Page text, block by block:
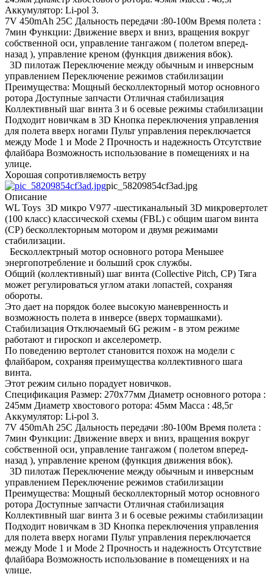
Аккумулятор: Li-pol 3.
7V 450mAh 25С Дальность передачи :80-100м Время полета :
7мин Функции: Движение вверх и вниз, вращения вокруг
собственной оси, управление тангажом ( полетом вперед-
назад ), управление креном (функция движения вбок).
3D пилотаж Переключение между обычным и инверсным
управлением Переключение режимов стабилизации
Преимущества: Мощный бесколлекторный мотор основного
ротора Доступные запчасти Отличная стабилизация
Коллективный шаг винта 3 и 6 осевые режимы стабилизации
Подходит новичкам в 3D Кнопка переключения управления
для полета вверх ногами Пульт управления переключается
между Mode 1 и Mode 2 Прочность и надежность Отсутствие
флайбара Возможность использование в помещениях и на
улице.
Хорошая сопротивляемость ветру
pic_58209854cf3ad.jpg
Описание
WL Toys 3D микро V977 -шестиканальный 3D микровертолет
(100 класс) классической схемы (FBL) с общим шагом винта
(CP) бесколлекторным мотором и двумя режимами
стабилизации.
Бесколлектрный мотор основного ротора Меньшее
энергопотребление и больший срок службы.
Общий (коллективный) шаг винта (Collective Pitch, CP) Тяга
может регулироваться углом атаки лопастей, сохраняя
обороты.
Это дает на порядок более высокую маневренность и
возможность полета в инверсе (вверх тормашками).
Стабилизация Отключаемый 6G режим - в этом режиме
работают и гироскоп и акселерометр.
По поведению вертолет становится похож на модели с
флайбаром, сохраняя преимущества коллективного шага
винта.
Этот режим сильно порадует новичков.
Спецификация Размер: 270х77мм Диаметр основного ротора :
245мм Диаметр хвостового ротора: 45мм Масса : 48,5г
Аккумулятор: Li-pol 3.
7V 450mAh 25С Дальность передачи :80-100м Время полета :
7мин Функции: Движение вверх и вниз, вращения вокруг
собственной оси, управление тангажом ( полетом вперед-
назад ), управление креном (функция движения вбок).
3D пилотаж Переключение между обычным и инверсным
управлением Переключение режимов стабилизации
Преимущества: Мощный бесколлекторный мотор основного
ротора Доступные запчасти Отличная стабилизация
Коллективный шаг винта 3 и 6 осевые режимы стабилизации
Подходит новичкам в 3D Кнопка переключения управления
для полета вверх ногами Пульт управления переключается
между Mode 1 и Mode 2 Прочность и надежность Отсутствие
флайбара Возможность использование в помещениях и на
улице.